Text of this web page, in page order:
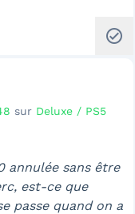
check_circle
sur Deluxe / PS5
annulée sans être
est-ce que
passe quand on a